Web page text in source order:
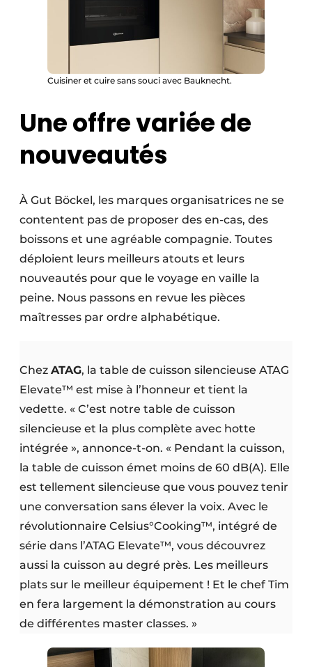
Cuisiner et cuire sans souci avec Bauknecht.
Une offre variée de
nouveautés
À Gut Böckel, les marques organisatrices ne se
contentent pas de proposer des en-cas, des
boissons et une agréable compagnie. Toutes
déploient leurs meilleurs atouts et leurs
nouveautés pour que le voyage en vaille la
peine. Nous passons en revue les pièces
maîtresses par ordre alphabétique.
Chez ATAG, la table de cuisson silencieuse ATAG
Elevate™ est mise à l’honneur et tient la
vedette. « C’est notre table de cuisson
silencieuse et la plus complète avec hotte
intégrée », annonce-t-on. « Pendant la cuisson,
la table de cuisson émet moins de 60 dB(A). Elle
est tellement silencieuse que vous pouvez tenir
une conversation sans élever la voix. Avec le
révolutionnaire Celsius°Cooking™, intégré de
série dans l’ATAG Elevate™, vous découvrez
aussi la cuisson au degré près. Les meilleurs
plats sur le meilleur équipement ! Et le chef Tim
en fera largement la démonstration au cours
de différentes master classes. »